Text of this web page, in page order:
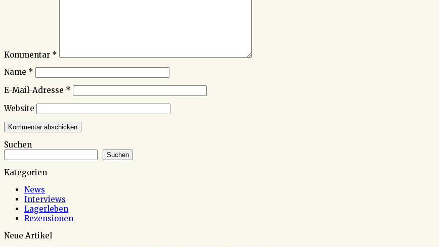
Kommentar *
Name *
E-Mail-Adresse *
Website
Suchen
Suchen
Kategorien
News
Interviews
Lagerleben
Rezensionen
Neue Artikel